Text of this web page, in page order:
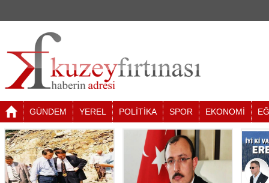
GÜNDEM YEREL POLİTİKA SPOR EKONOMİ